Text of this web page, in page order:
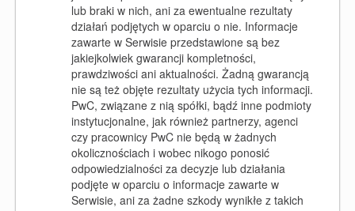
lub braki w nich, ani za ewentualne rezultaty
działań podjętych w oparciu o nie. Informacje
zawarte w Serwisie przedstawione są bez
jakiejkolwiek gwarancji kompletności,
prawdziwości ani aktualności. Żadną gwarancją
nie są też objęte rezultaty użycia tych informacji.
PwC, związane z nią spółki, bądź inne podmioty
instytucjonalne, jak również partnerzy, agenci
czy pracownicy PwC nie będą w żadnych
okolicznościach i wobec nikogo ponosić
odpowiedzialności za decyzje lub działania
podjęte w oparciu o informacje zawarte w
Serwisie, ani za żadne szkody wynikłe z takich